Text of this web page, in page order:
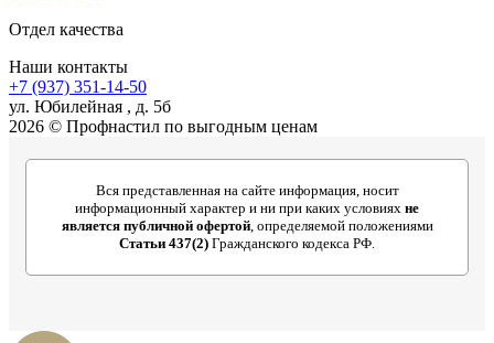
Отдел качества
Наши контакты
+7 (937) 351-14-50
ул. Юбилейная , д. 5б
2026 © Профнастил по выгодным ценам
Вся представленная на сайте информация, носит
информационный характер и ни при каких условиях не
является публичной офертой, определяемой положениями
Статьи 437(2) Гражданского кодекса РФ.